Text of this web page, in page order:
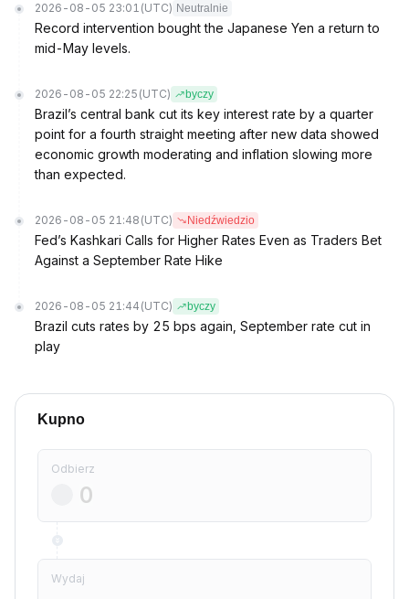
2026-08-05 23:01 (UTC) Neutralnie
Record intervention bought the Japanese Yen a return to
mid-May levels.
2026-08-05 22:25 (UTC) byczy
Brazil’s central bank cut its key interest rate by a quarter
point for a fourth straight meeting after new data showed
economic growth moderating and inflation slowing more
than expected.
2026-08-05 21:48 (UTC) Niedźwiedzio
Fed’s Kashkari Calls for Higher Rates Even as Traders Bet
Against a September Rate Hike
2026-08-05 21:44 (UTC) byczy
Brazil cuts rates by 25 bps again, September rate cut in
play
Kupno
Odbierz
Wydaj